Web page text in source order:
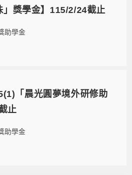
」獎學金】115/2/24截止
助學金
「晨光圓夢境外研修助
止
助學金